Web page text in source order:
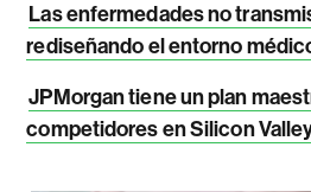
Las enfermedades no
rediseñando el entorno
JPMorgan tiene un plan
competidores en Silicon